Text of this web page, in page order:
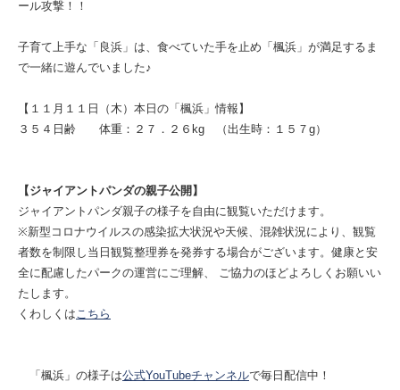
ール攻撃！！
子育て上手な「良浜」は、食べていた手を止め「楓浜」が満足するま
で一緒に遊んでいました♪
【１１月１１日（木）本日の「楓浜」情報】
３５４日齢 体重：２７．２６kg （出生時：１５７g）
【ジャイアントパンダの親子公開】
ジャイアントパンダ親子の様子を自由に観覧いただけます。
※新型コロナウイルスの感染拡大状況や天候、混雑状況により、観覧
者数を制限し当日観覧整理券を発券する場合がございます。健康と安
全に配慮したパークの運営にご理解、 ご協力のほどよろしくお願いい
たします。
くわしくは こちら
「楓浜」の様子は公式YouTubeチャンネルで毎日配信中！